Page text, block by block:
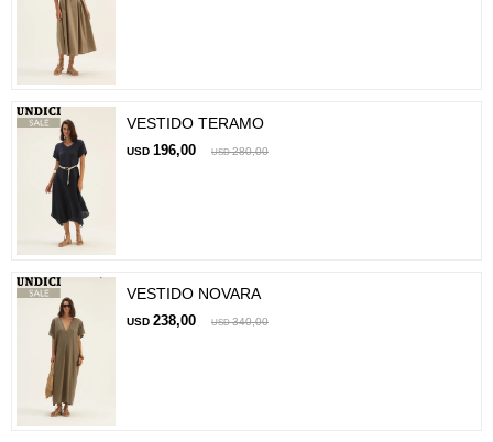
VESTIDO TERAMO
USD 196,00 USD 280,00
VESTIDO NOVARA
USD 238,00 USD 340,00